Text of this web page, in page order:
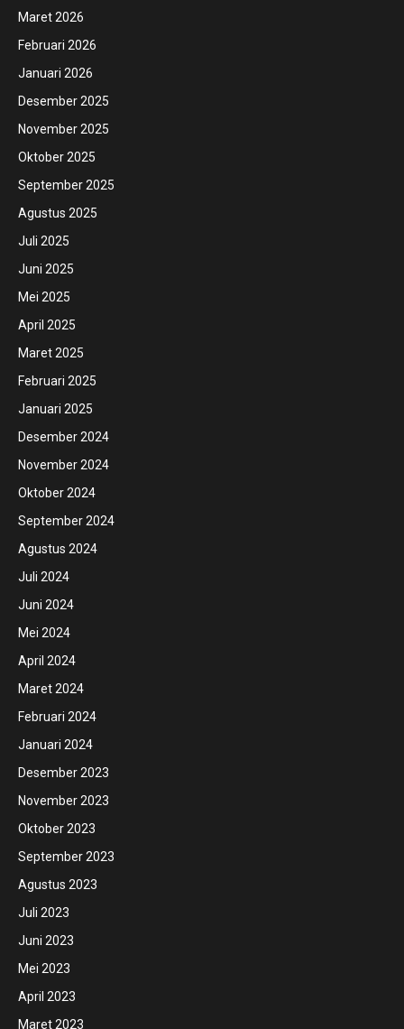
Maret 2026
Februari 2026
Januari 2026
Desember 2025
November 2025
Oktober 2025
September 2025
Agustus 2025
Juli 2025
Juni 2025
Mei 2025
April 2025
Maret 2025
Februari 2025
Januari 2025
Desember 2024
November 2024
Oktober 2024
September 2024
Agustus 2024
Juli 2024
Juni 2024
Mei 2024
April 2024
Maret 2024
Februari 2024
Januari 2024
Desember 2023
November 2023
Oktober 2023
September 2023
Agustus 2023
Juli 2023
Juni 2023
Mei 2023
April 2023
Maret 2023